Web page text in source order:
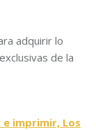
adquirir lo
de la
imprimir, Los